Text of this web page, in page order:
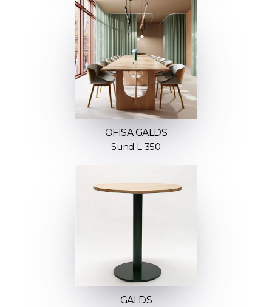
OFISA GALDS
Sund L 350
GALDS